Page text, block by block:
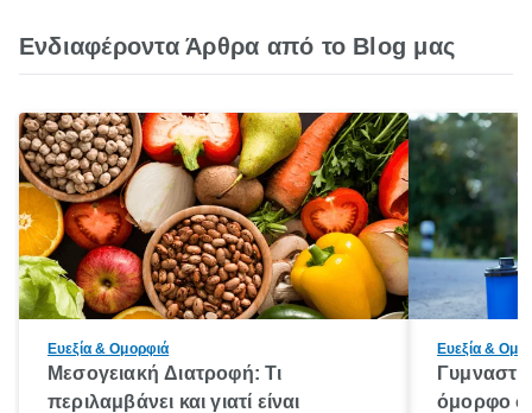
Ενδιαφέροντα Άρθρα από το Blog μας
Ευεξία & Ομορφιά
Μεσογειακή Διατροφή: Τι
περιλαμβάνει και γιατί είναι
Ευεξία &
όμορφο